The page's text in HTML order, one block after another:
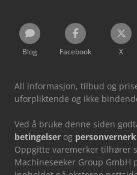
Blog Facebook X
All informasjon, tilbud og
uforpliktende og ikke
Ved å bruke denne siden
betingelser og
Oppgitte varemerker tilhører
Machineseeker Group